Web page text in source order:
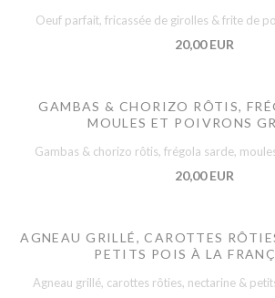
Oeuf parfait, fricassée de girolles & frite de
20,00 EUR
GAMBAS & CHORIZO RÔTIS,
MOULES ET POIVRONS
Gambas & chorizo rôtis, frégola sarde,
20,00 EUR
AGNEAU GRILLÉ, CAROTTES
PETITS POIS À LA
Agneau grillé, carottes rôties, nectarine &